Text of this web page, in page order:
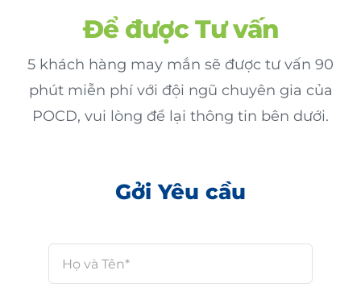
Phần mềm Nhân sự iPeople
Tư vấn Xây dựng Cổng E-Learning
Dịch vụ Đào tạo
Để được Tư vấn
5 khách hàng may mắn sẽ được tư vấn 90
phút miễn phí với đội ngũ chuyên gia của
POCD, vui lòng để lại thông tin bên dưới.
Gởi Yêu cầu